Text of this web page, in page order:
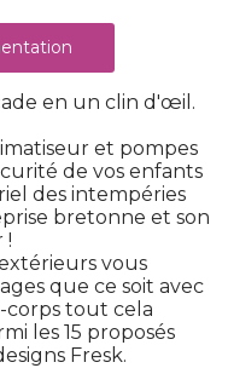
en un clin d'œil.
et pompes
de vos enfants
des intempéries
bretonne et son
!
vous
que ce soit avec
tout cela
les 15 proposés
Fresk.